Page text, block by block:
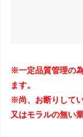
※一定品質管理の
ます。
※尚、お断りして
又はモラルの無い